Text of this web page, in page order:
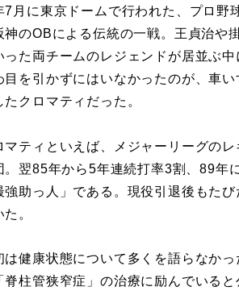
月に東京ドームで行われた、プロ野
神のOBによる伝統の一戦。王貞治や
った両チームのレジェンドが居並ぶ中
目を引かずにはいなかったのが、車い
たクロマティだった。
ティといえば、メジャーリーグの
。翌85年から5年連続打率3割、89年
強助っ人」である。現役引退後もた
。
健康状態について多くを語らなか
脊柱管狭窄症」の治療に励んでいる